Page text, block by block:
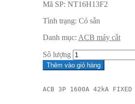
Mã SP: NT16H13F2
Tình trạng: Có sẵn
Danh mục: ACB máy cắt
Sô lượng
Thêm vào giỏ hàng
ACB 3P 1600A 42kA FIXED